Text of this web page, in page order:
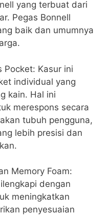
yang terbuat dari
Pegas Bonnell
baik dan umumnya
Pocket: Kasur ini
individual yang
kain. Hal ini
merespons secara
tubuh pengguna,
lebih presisi dan
Memory Foam:
dengan
meningkatkan
penyesuaian